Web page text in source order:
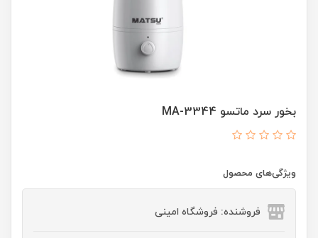
بخور سرد ماتسو MA-3344
ویژگی‌های محصول
فروشنده: فروشگاه امینی